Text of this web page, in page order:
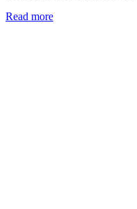
Read more